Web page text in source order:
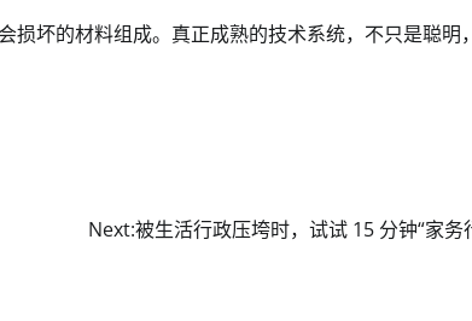
坏的材料组成。真正成熟的技术系统，不只是聪明
Next:被生活行政压垮时，试试 15 分钟“家务